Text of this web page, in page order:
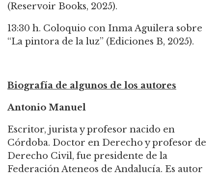
(Reservoir Books, 2025).
13:30 h. Coloquio con Inma Aguilera sobre
“La pintora de la luz” (Ediciones B, 2025).
Biografía de algunos de los autores
Antonio Manuel
Escritor, jurista y profesor nacido en
Córdoba. Doctor en Derecho y profesor de
Derecho Civil, fue presidente de la
Federación Ateneos de Andalucía. Es autor